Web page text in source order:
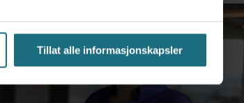
Tillat alle informasjonskapsler